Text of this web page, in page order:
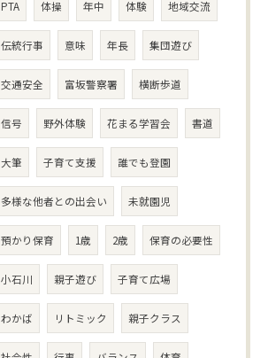
PTA 体操 年中 体験 地域交流
伝統行事 意味 年長 集団遊び
交通安全 富坂警察署 横断歩道
信号 野外体験 花まる学習会 書道
大筆 子育て支援 誰でも登園
多様な他者との出会い 未就園児
預かり保育 1歳 2歳 保育の必要性
小石川 親子遊び 子育て広場
わかば リトミック 親子クラス